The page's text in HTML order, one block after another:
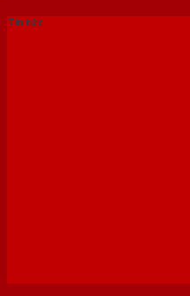
Tin tức